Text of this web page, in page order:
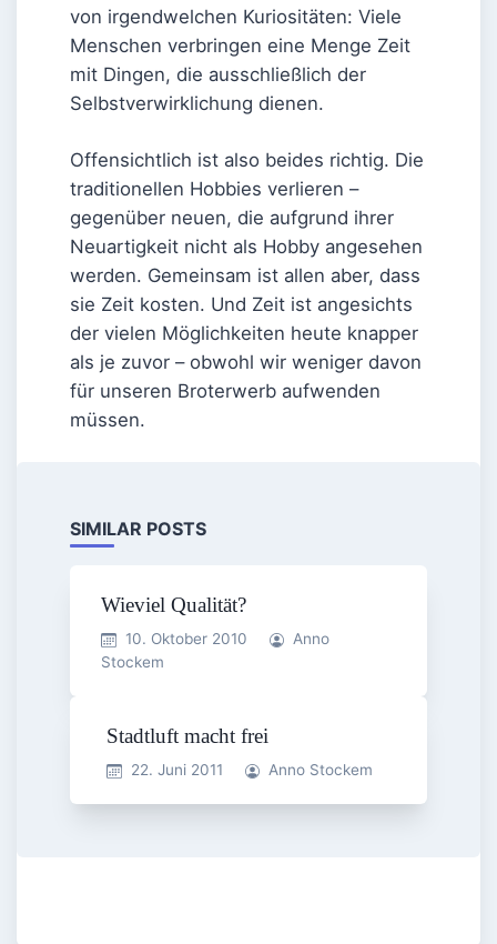
von irgendwelchen Kuriositäten: Viele
Menschen verbringen eine Menge Zeit
mit Dingen, die ausschließlich der
Selbstverwirklichung dienen.
Offensichtlich ist also beides richtig. Die
traditionellen Hobbies verlieren –
gegenüber neuen, die aufgrund ihrer
Neuartigkeit nicht als Hobby angesehen
werden. Gemeinsam ist allen aber, dass
sie Zeit kosten. Und Zeit ist angesichts
der vielen Möglichkeiten heute knapper
als je zuvor – obwohl wir weniger davon
für unseren Broterwerb aufwenden
müssen.
SIMILAR POSTS
Wieviel Qualität?
10. Oktober 2010
Anno
Stockem
Stadtluft macht frei
22. Juni 2011 Anno Stockem